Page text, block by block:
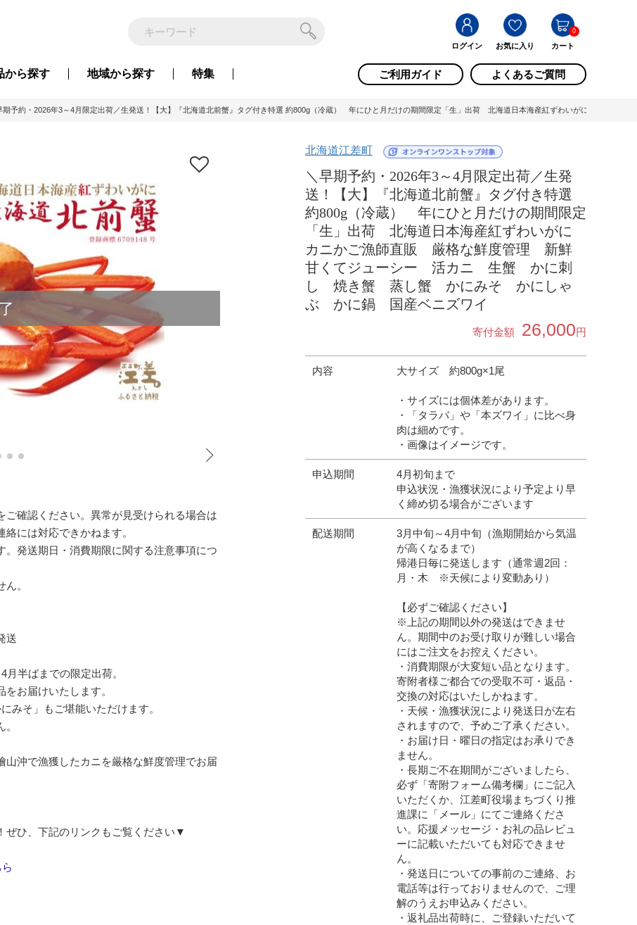
ログイン お気に入り カート
0
から探す 地域から探す 特集 ご利用ガイド よくあるご質問
期予約・2026年3～4月限定出荷／生発送！【大】『北海道北前蟹』タグ付き特選 約800g（冷蔵） 年にひと月だけの期間限定「生」出荷 北海道日本海産紅ずわいが
北海道江差町
＼早期予約・2026年3～4月限定出荷／生発
送！【大】『北海道北前蟹』タグ付き特選
約800g（冷蔵） 年にひと月だけの期間限定
「生」出荷 北海道日本海産紅ずわいがに
カニかご漁師直販 厳格な鮮度管理 新鮮
甘くてジューシー 活カニ 生蟹 かに刺
し 焼き蟹 蒸し蟹 かにみそ かにしゃ
ぶ かに鍋 国産ベニズワイ
寄付金額 26,000円
内容 大サイズ 約800g×1尾
・サイズには個体差があります。
・「タラバ」や「本ズワイ」に比べ身
肉は細めです。
・画像はイメージです。
申込期間
4月初旬まで
申込状況・漁獲状況により予定より早
く締め切る場合がございます
配送期間
3月中旬～4月中旬（漁期開始から気温
が高くなるまで）
帰港日毎に発送します（通常週2回：
月・木 ※天候により変動あり）
【必ずご確認ください】
※上記の期間以外の発送はできませ
ん。期間中のお受け取りが難しい場合
にはご注文をお控えください。
・消費期限が大変短い品となります。
寄附者様ご都合での受取不可・返品・
交換の対応はいたしかねます。
・天候・漁獲状況により発送日が左右
されますので、予めご了承ください。
・お届け日・曜日の指定はお承りでき
ません。
・長期ご不在期間がございましたら、
必ず「寄附フォーム備考欄」にご記入
いただくか、江差町役場まちづくり推
進課に「メール」にてご連絡くださ
い。応援メッセージ・お礼の品レビュ
ーに記載いただいても対応できませ
ん。
・発送日についての事前のご連絡、お
電話等は行っておりませんので、ご理
解のうえお申込みください。
・返礼品出荷時に、ご登録いただいて
ご確認ください。異常が見受けられる場合は
には対応できかねます。
発送期日・消費期限に関する注意事項につ
。
送
半ばまでの限定出荷。
お届けいたします。
みそ」もご堪能いただけます。
沖で漁獲したカニを厳格な鮮度管理でお届
ぜひ、下記のリンクもご覧ください▼